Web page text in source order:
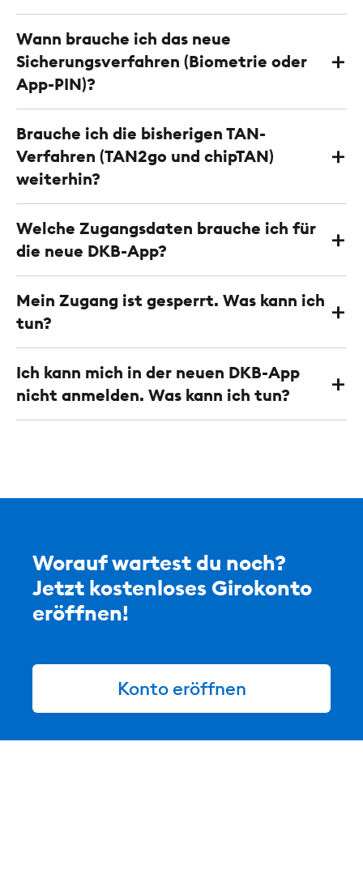
Wann brauche ich das neue
Sicherungsverfahren (Biometrie oder
App-PIN)?
Brauche ich die bisherigen TAN-
Verfahren (TAN2go und chipTAN)
weiterhin?
Welche Zugangsdaten brauche ich für
die neue DKB-App?
Mein Zugang ist gesperrt. Was kann ich
tun?
Ich kann mich in der neuen DKB-App
nicht anmelden. Was kann ich tun?
Worauf wartest du noch?
Jetzt kostenloses Girokonto
eröffnen!
Konto eröffnen